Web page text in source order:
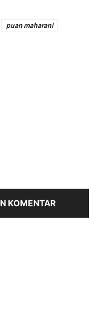
puan maharani
KOMENTAR